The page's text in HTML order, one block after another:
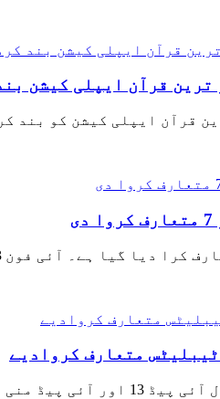
قرآن ایپلی کیشن
قرآن ایپلی کیشن کو بند
ایپل کی جانب سے نئے